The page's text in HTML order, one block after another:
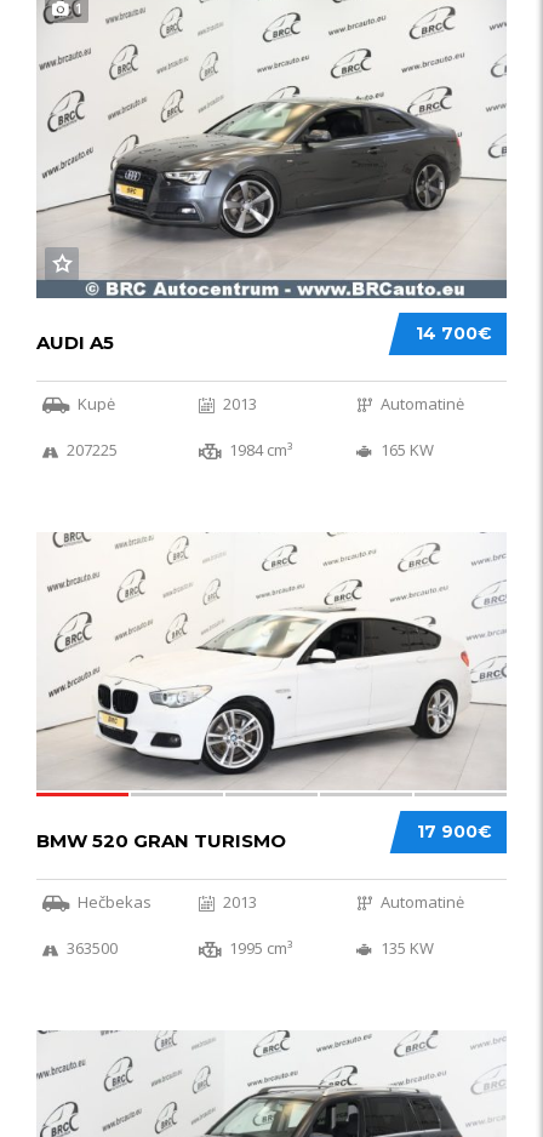
1
14 700€
AUDI A5
Kupė 2013 Automatinė
207225 1984 cm³ 165 KW
17 900€
BMW 520 GRAN TURISMO
Hečbekas 2013 Automatinė
363500 1995 cm³ 135 KW
IŠSKIRTINIS